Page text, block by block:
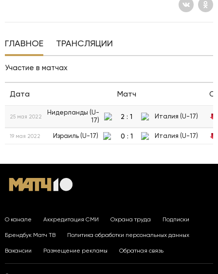
ГЛАВНОЕ ТРАНСЛЯЦИИ
Участие в матчах
Дата Матч
25 мая 2022
Нидерланды (U-
17)
2 : 1 Италия (U-17)
19 мая 2022 Израиль (U-17) 0 : 1 Италия (U-17)
О канале Аккредитация СМИ Охрана труда Подписки
Брендбук Матч ТВ Политика обработки персональных данных
Вакансии Размещение рекламы Обратная связь